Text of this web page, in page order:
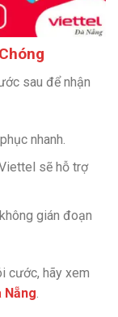
sau để nhận
nhanh.
sẽ hỗ trợ
gián đoạn
cước, hãy xem